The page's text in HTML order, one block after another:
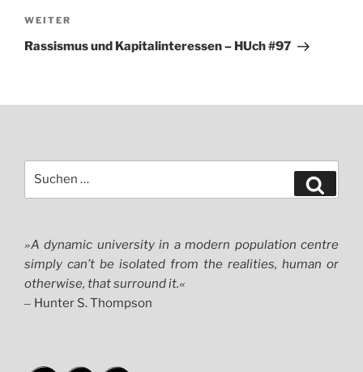
Nächster
Beitrag
WEITER
Rassismus und Kapitalinteressen – HUch #97
nach:
»A dynamic university in a modern population centre
simply can’t be isolated from the realities, human or
otherwise, that surround it.«
– Hunter S. Thompson